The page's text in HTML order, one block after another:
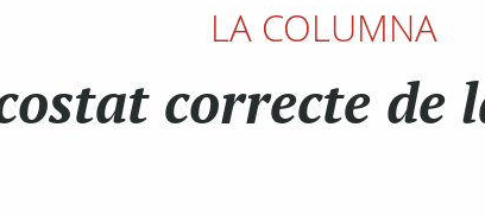
LA COLUMNA
correcte de